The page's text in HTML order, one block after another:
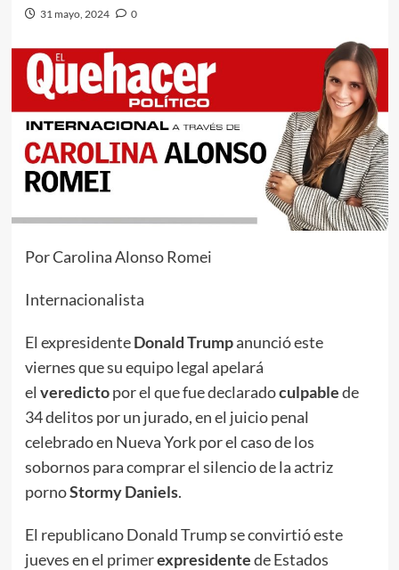
31 mayo, 2024 0
Por Carolina Alonso Romei
Internacionalista
El expresidenteDonald Trumpanunció este
viernes que su equipo legal apelará
el veredictopor el que fue declaradoculpablede
34 delitos por un jurado, en el juicio penal
celebrado en Nueva York por el caso de los
sobornos para comprar el silencio de la actriz
pornoStormy Daniels.
El republicano Donald Trump se convirtió este
jueves en el primerexpresidentede Estados